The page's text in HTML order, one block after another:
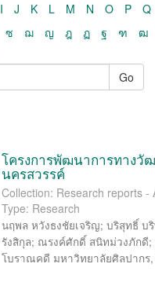
I J K L M N O P Q
ซ ฌ ญ ฎ ฏ ฐ ฑ ฒ
Go
โครงการพัฒนาการทางวั
นครสวรรค์
Collection: Research reports
Type: Research
นฤพล หวังธงชัยเจริญ;บริสุทธิ์ บ
รังสิกุล; ณรงค์ศักดิ์ สนิทม่วงภักดี;
โบราณคดี มหาวิทยาลัยศิลปากร